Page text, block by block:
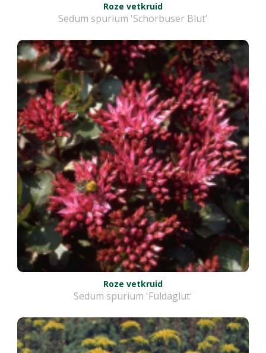
Roze vetkruid
Sedum spurium 'Schorbuser Blut'
Roze vetkruid
Sedum spurium 'Fuldaglut'